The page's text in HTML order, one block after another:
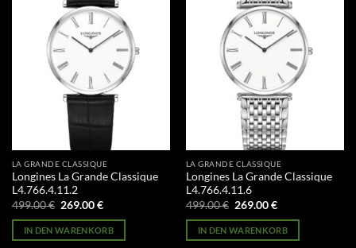
LA GRANDE CLASSIQUE
Longines La Grande Classique
L4.766.4.11.2
499.00€ Ursprünglicher
war:
499.00 €
269.00€Aktueller
ist:
269.00 €.
IN DEN WARENKORB
LA GRANDE CLASSIQUE
Longines La Grande Classique
L4.766.4.11.6
499.00€ Ursprünglicher
war:
499.00 €
269.00€Aktueller
ist:
269.00 €.
IN DEN WARENKORB